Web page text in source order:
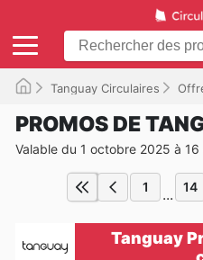
Tanguay Circulaires
PROMOS DE
Valable du 1 octobre 2025 à
1 ... 14
Tanguay